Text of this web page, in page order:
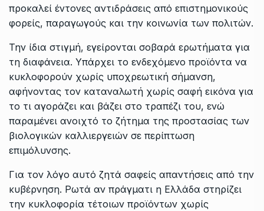
προκαλεί έντονες αντιδράσεις από επιστημονικούς
φορείς, παραγωγούς και την κοινωνία των πολιτών.
Την ίδια στιγμή, εγείρονται σοβαρά ερωτήματα για
τη διαφάνεια. Υπάρχει το ενδεχόμενο προϊόντα να
κυκλοφορούν χωρίς υποχρεωτική σήμανση,
αφήνοντας τον καταναλωτή χωρίς σαφή εικόνα για
το τι αγοράζει και βάζει στο τραπέζι του, ενώ
παραμένει ανοιχτό το ζήτημα της προστασίας των
βιολογικών καλλιεργειών σε περίπτωση
επιμόλυνσης.
Για τον λόγο αυτό ζητά σαφείς απαντήσεις από την
κυβέρνηση. Ρωτά αν πράγματι η Ελλάδα στηρίζει
την κυκλοφορία τέτοιων προϊόντων χωρίς